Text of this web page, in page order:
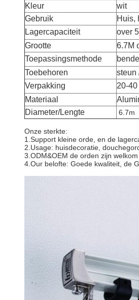
Kleur
wit
Gebruik
Huis,
Lagercapaciteit
over
Grootte
6.7M
Toepassingsmethode
Toebehoren
steun
Verpakking
20-
Materiaal
Diameter/Lengte
6.7m
Onze sterkte:
1.Support kleine orde, en de
2.Usage: huisdecoratie,
3.ODM&OEM de orden zijn
4.Our belofte: Goede kwaliteit, de